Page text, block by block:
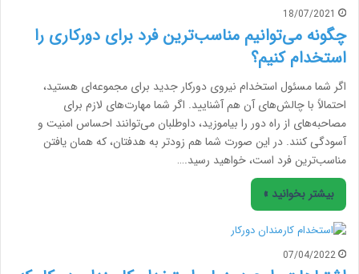
18/07/2021
چگونه می‌توانیم مناسب‌ترین فرد برای دورکاری را
استخدام کنیم؟
اگر شما مسئول استخدام نیروی دورکار جدید برای مجموعه‌ای هستید،
احتمالاً با چالش‌های آن هم آشنایید. اگر شما مهارت‌های لازم برای
مصاحبه‌های از راه دور را بیاموزید، داوطلبان می‌توانند احساس امنیت و
آسودگی کنند. در این صورت شما هم زودتر به هدفتان، که همان یافتن
مناسب‌ترین فرد است، خواهید رسید.…
بیشتر بخوانید »
07/04/2022